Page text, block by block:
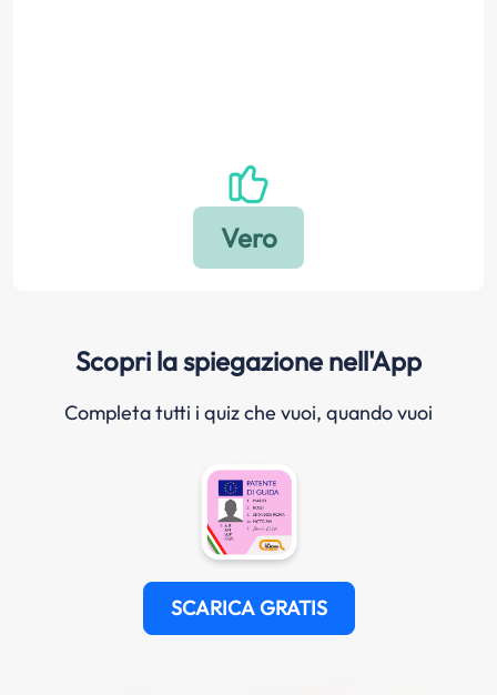
Scopri la spiegazione nell'App
Completa tutti i quiz che vuoi, quando vuoi
SCARICA GRATIS